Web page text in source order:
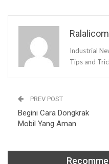
Ralalicom
Industrial
Tips and
PREV POST
Begini Cara Dongkrak
Mobil Yang Aman